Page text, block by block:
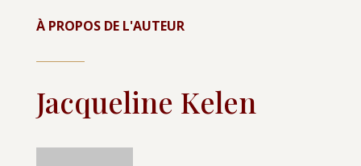
À PROPOS DE L'AUTEUR
Jacqueline Kelen